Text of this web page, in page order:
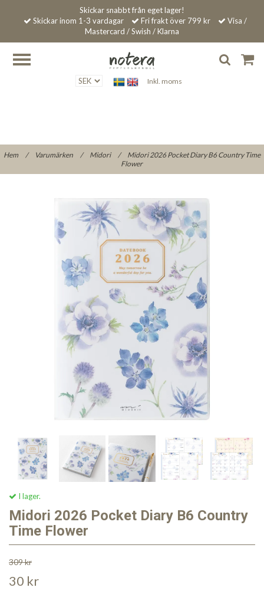
Skickar snabbt från eget lager!
Skickar inom 1-3 vardagar
Fri frakt över 799 kr
Visa /
Mastercard / Swish / Klarna
Inkl. moms
Hem / Varumärken / Midori /
Midori 2026 Pocket Diary B6 Country Time
Flower
I lager.
Midori 2026 Pocket Diary B6 Country
Time Flower
309 kr
30 kr